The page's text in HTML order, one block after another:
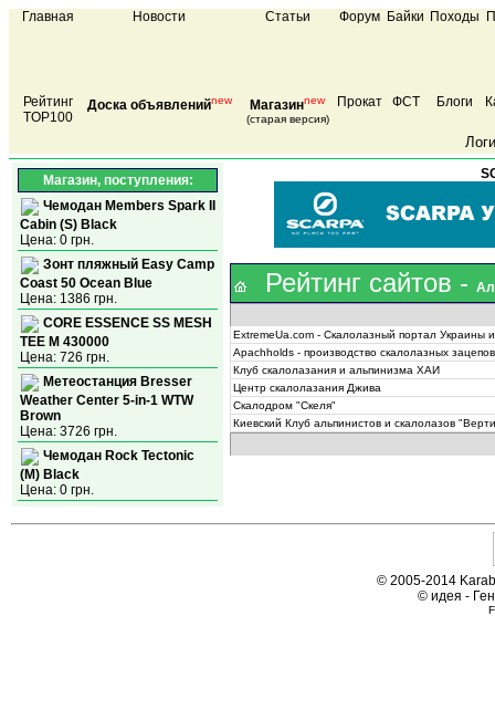
Главная Новости Статьи Форум Байки Походы
Рейтинг
TOP100
Доска объявленийnew Магазинnew
(старая версия)
Прокат ФСТ Блоги
Магазин, поступления:
Чемодан Members Spark II
Cabin (S) Black
Цена: 0 грн.
Зонт пляжный Easy Camp
Coast 50 Ocean Blue
Цена: 1386 грн.
CORE ESSENCE SS MESH
TEE M 430000
Цена: 726 грн.
Метеостанция Bresser
Weather Center 5-in-1 WTW
Brown
Цена: 3726 грн.
Чемодан Rock Tectonic
(M) Black
Цена: 0 грн.
Рейтинг сайтов -
ExtremeUa.com - Скалолазный портал Украины
Apachholds - производство скалолазных
Клуб скалолазания и альпинизма ХАИ
Центр скалолазания Джива
Cкалодром "Скеля"
Киевский Клуб aльпинистов и скалолазов
© 2005-2014
© идея -